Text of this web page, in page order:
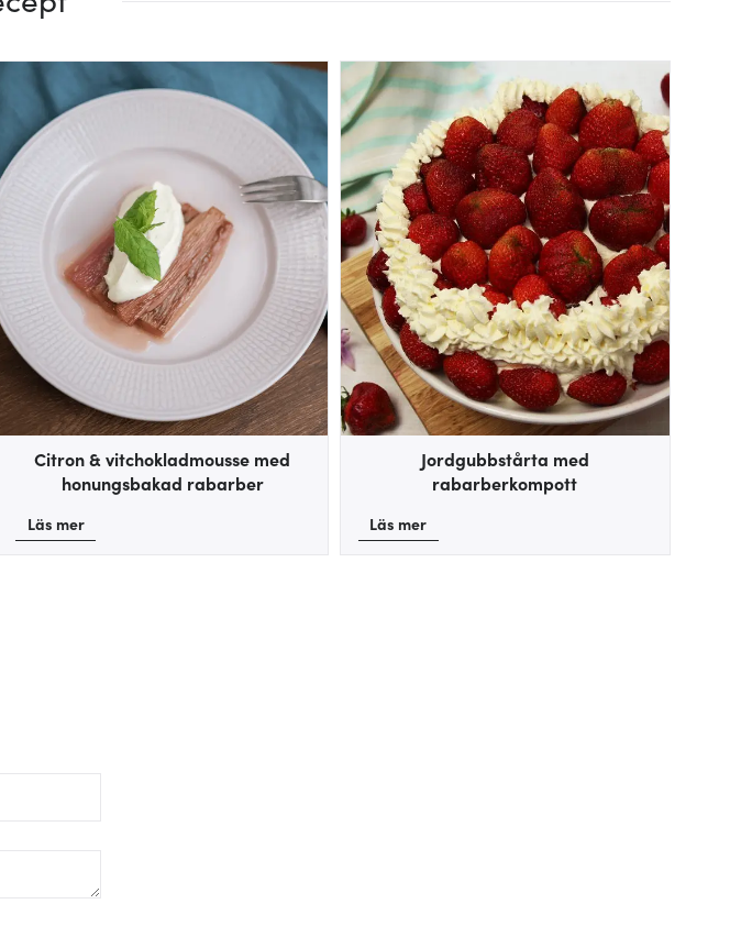
Citron & vitchokladmousse med
honungsbakad rabarber
Läs mer
Jordgubbstårta med
rabarberkompott
Läs mer